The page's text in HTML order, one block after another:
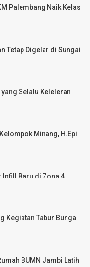
Palembang Naik Kelas
Tetap Digelar di Sungai
Selalu Keleleran
Minang, H.Epi
Infill Baru di Zona 4
Kegiatan Tabur Bunga
BUMN Jambi Latih